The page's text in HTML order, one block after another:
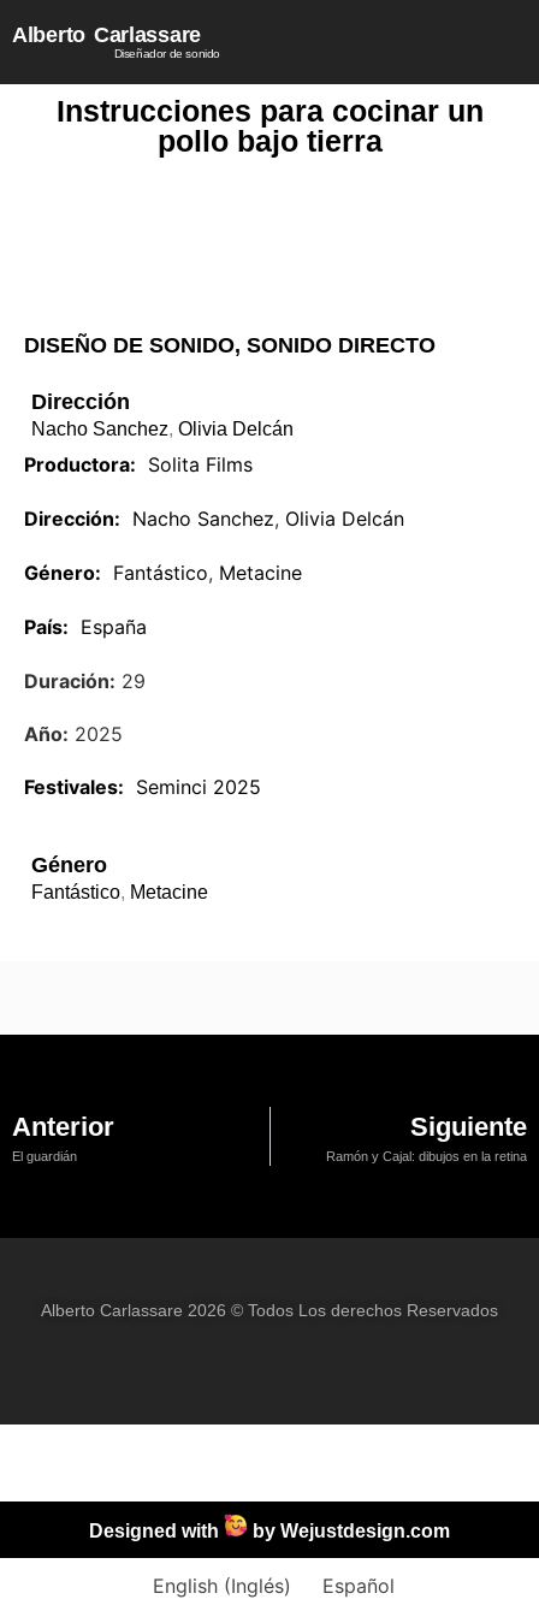
Alberto Carlassare
Diseñador de sonido
Instrucciones para cocinar un
pollo bajo tierra
DISEÑO DE SONIDO, SONIDO DIRECTO
Dirección
Nacho Sanchez, Olivia Delcán
Productora: Solita Films
Dirección: Nacho Sanchez, Olivia Delcán
Género: Fantástico, Metacine
País: España
Duración: 29
Año: 2025
Festivales: Seminci 2025
Género
Fantástico, Metacine
Anterior
El guardián
Siguiente
Ramón y Cajal: dibujos en la retina
Alberto Carlassare 2026 © Todos Los derechos Reservados
Designed with by Wejustdesign.com
English(Inglés) Español